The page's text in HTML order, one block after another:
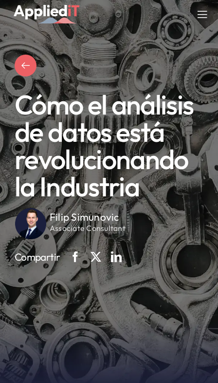
Saltar
al
contenido
SERVICIOS
SOLUCIONES
COMPAÑIA
RECURSOS
BLOG
Cómo el análisis
de datos está
revolucionando
la Industria
Filip Simunovic
Associate Consultant
Compartir